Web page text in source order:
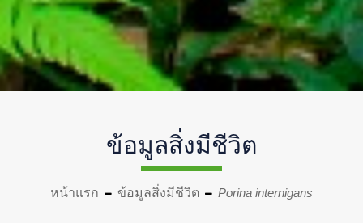
ข้อมูลสิ่งมีชีวิต
หน้าแรก ข้อมูลสิ่งมีชีวิต Porina internigans